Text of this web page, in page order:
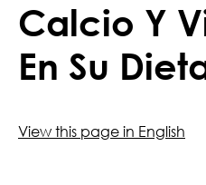
Calcio Y
En Su
View this page in English